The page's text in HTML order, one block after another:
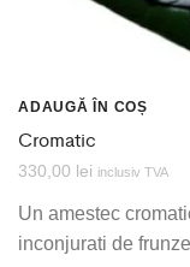
ADAUGĂ ÎN COȘ
Cromatic
330,00 lei inclusiv TVA
Un amestec
inconjurati de